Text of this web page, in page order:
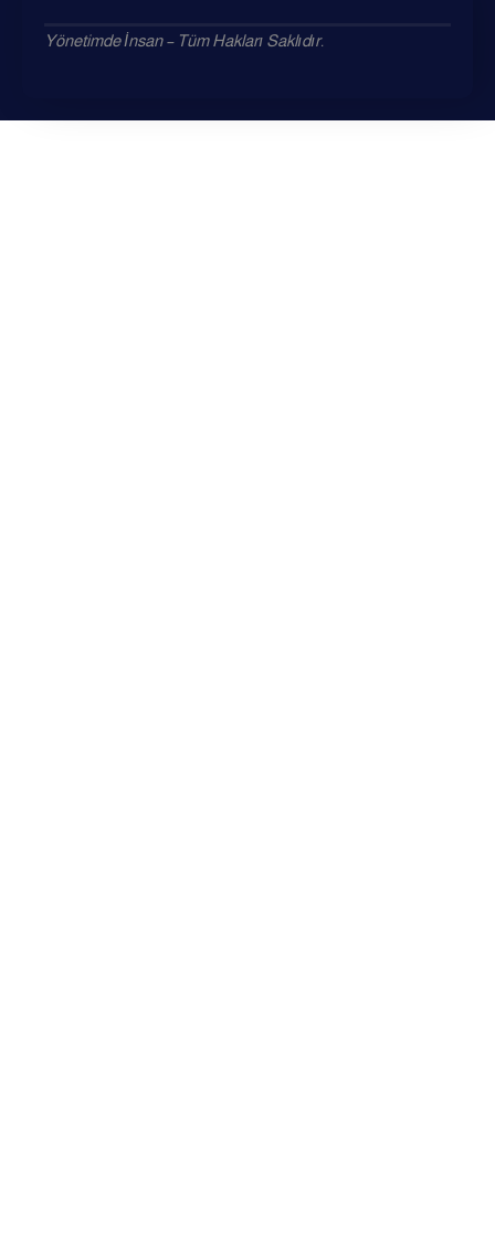
Yönetimde İnsan – Tüm Hakları Saklıdır.